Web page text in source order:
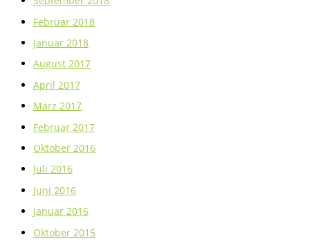
Februar 2018
Januar 2018
August 2017
April 2017
März 2017
Februar 2017
Oktober 2016
Juli 2016
Juni 2016
Januar 2016
Oktober 2015